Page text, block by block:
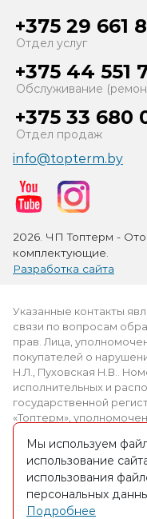
+375 29 661
Отдел услуг
+375 44 551
Обслуживание
+375 33 680
Отдел продаж
info@topterm.by
2026. ЧП Топтерм -
комплектующие.
Разработка сайта
Указанные контакты
связи по вопросам
прав. Лица,
покупателей о
Н.Л., Пуховская Н.В..
исполнительных и
государственной
«Топтерм»,
Интернет-магазин
09.03.2016. №
Частное предприятие
223027, Минск, ул.
Мы используем
использование
использования
персональных
Подробнее